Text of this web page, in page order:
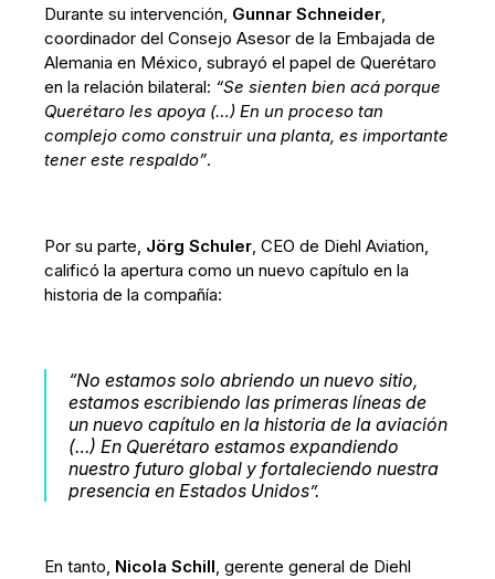
Durante su intervención, Gunnar Schneider,
coordinador del Consejo Asesor de la Embajada de
Alemania en México, subrayó el papel de Querétaro
en la relación bilateral: “Se sienten bien acá porque
Querétaro les apoya (…) En un proceso tan
complejo como construir una planta, es importante
tener este respaldo”.
Por su parte, Jörg Schuler, CEO de Diehl Aviation,
calificó la apertura como un nuevo capítulo en la
historia de la compañía:
“No estamos solo abriendo un nuevo sitio,
estamos escribiendo las primeras líneas de
un nuevo capítulo en la historia de la aviación
(…) En Querétaro estamos expandiendo
nuestro futuro global y fortaleciendo nuestra
presencia en Estados Unidos”.
En tanto, Nicola Schill, gerente general de Diehl